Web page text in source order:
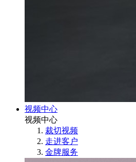
视频中心
视频中心
裁切视频
走进客户
金牌服务